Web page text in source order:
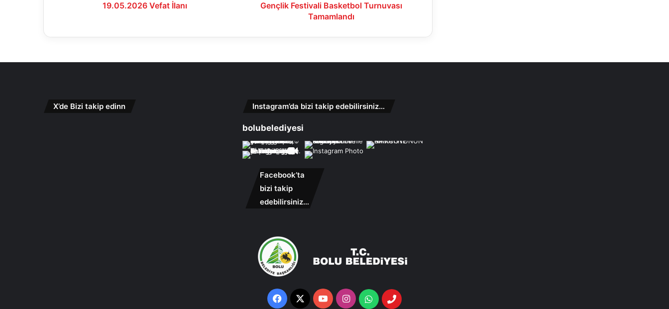
19.05.2026 Vefat İlanı
Gençlik Festivali Basketbol Turnuvası
Tamamlandı
X’de Bizi takip edinn Instagram’da bizi takip edebilirsiniz…
bolubelediyesi
Facebook’ta
bizi takip
edebilirsiniz…
Facebook
X YouTubeInstagramWhatsappTelefon